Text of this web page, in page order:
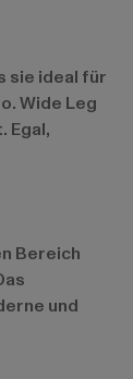
sie ideal für
Wide Leg
Egal,
Bereich
und